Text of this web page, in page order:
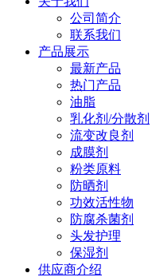
公司简介
联系我们
产品展示
最新产品
热门产品
油脂
乳化剂/分散剂
流变改良剂
成膜剂
粉类原料
防晒剂
功效活性物
防腐杀菌剂
头发护理
保湿剂
供应商介绍